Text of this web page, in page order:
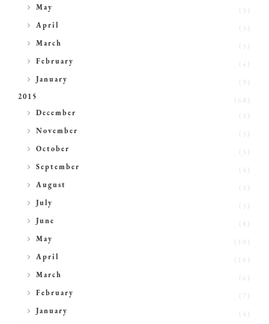
►
May
(3)
►
April
(3)
►
March
(3)
►
February
(4)
►
January
(9)
2015
(68)
►
December
(5)
►
November
(3)
►
October
(3)
►
September
(4)
►
August
(5)
►
July
(3)
►
June
(8)
►
May
(10)
►
April
(10)
►
March
(6)
►
February
(7)
►
January
(4)